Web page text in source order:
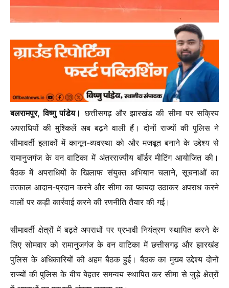
बलरामपुर, विष्णु पांडेय। छत्तीसगढ़ और झारखंड की सीमा पर सक्रिय
अपराधियों की मुश्किलें अब बढ़ने वाली हैं। दोनों राज्यों की पुलिस ने
सीमावर्ती इलाकों में कानून-व्यवस्था को और मजबूत बनाने के उद्देश्य से
रामानुजगंज के वन वाटिका में अंतरराज्यीय बॉर्डर मीटिंग आयोजित की।
बैठक में अपराधियों के खिलाफ संयुक्त अभियान चलाने, सूचनाओं का
तत्काल आदान-प्रदान करने और सीमा का फायदा उठाकर अपराध करने
वालों पर कड़ी कार्रवाई करने की रणनीति तैयार की गई।
सीमावर्ती क्षेत्रों में बढ़ते अपराधों पर प्रभावी नियंत्रण स्थापित करने के
लिए सोमवार को रामानुजगंज के वन वाटिका में छत्तीसगढ़ और झारखंड
पुलिस के अधिकारियों की अहम बैठक हुई। बैठक का मुख्य उद्देश्य दोनों
राज्यों की पुलिस के बीच बेहतर समन्वय स्थापित कर सीमा से जुड़े क्षेत्रों